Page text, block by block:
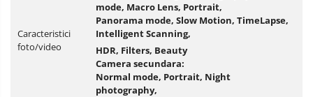
Caracteristici
foto/video
mode, Macro Lens, Portrait,
Panorama mode, Slow Motion, TimeLapse,
Intelligent Scanning,
HDR, Filters, Beauty
Camera secundara:
Normal mode, Portrait, Night
photography,